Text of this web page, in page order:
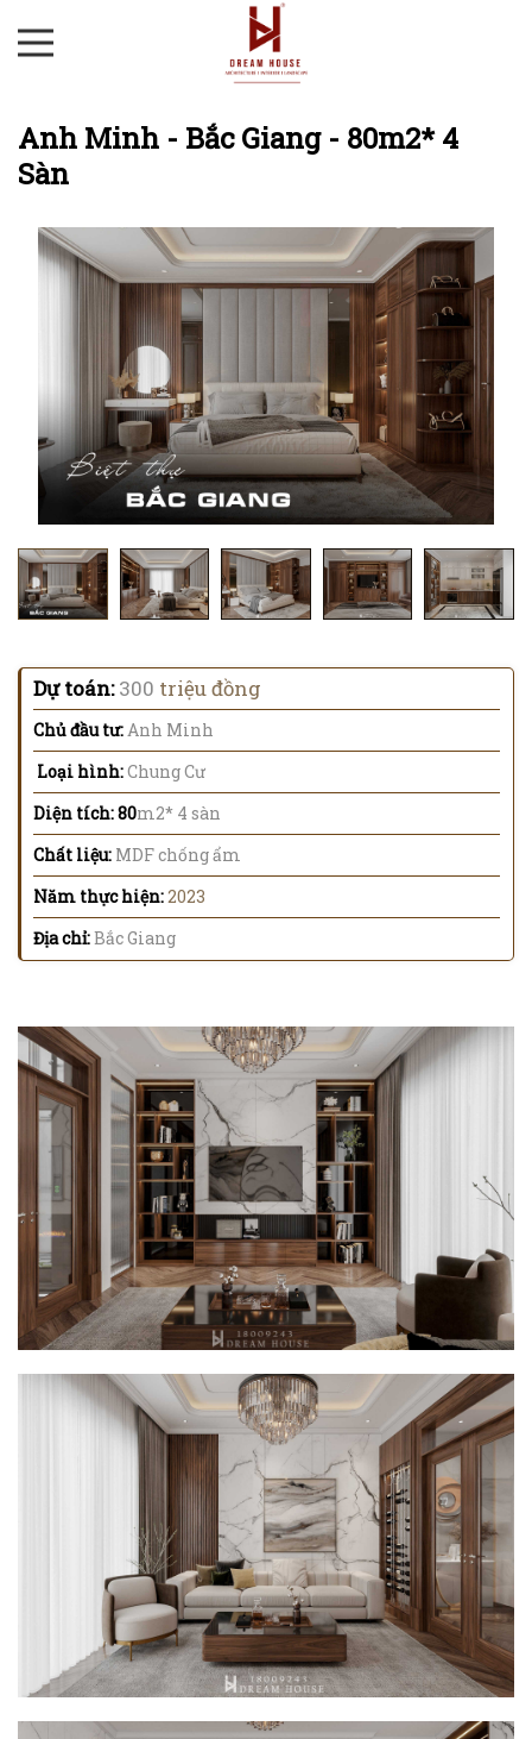
Anh Minh - Bắc Giang - 80m2* 4
Sàn
Dự toán:300 triệu đồng
Chủ đầu tư:Anh Minh
Loại hình:Chung Cư
Diện tích: 80m2* 4 sàn
Chất liệu: MDF chống ẩm
Năm thực hiện:2023
Địa chỉ:Bắc Giang